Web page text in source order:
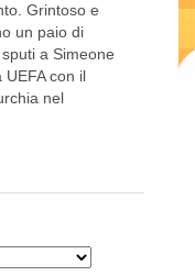
Grintoso e
un paio di
a Simeone
con il
nel